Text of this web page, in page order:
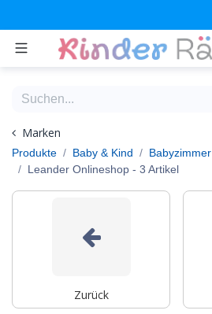
Marken
Produkte
Baby & Kind Babyzimmer
Leander Onlineshop - 3 Artikel
Zurück